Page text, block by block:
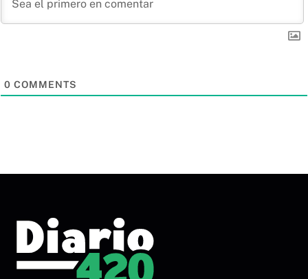
0 COMMENTS